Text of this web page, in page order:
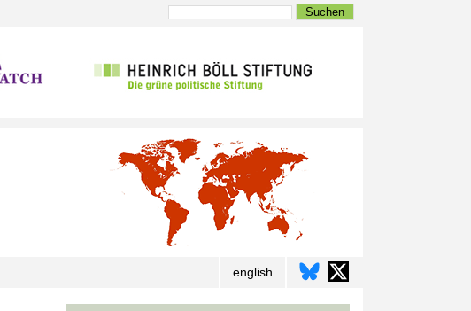
english
Suchen